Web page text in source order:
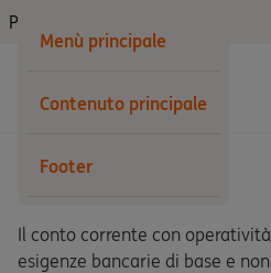
Menù principale
Contenuto principale
Footer
Privati
Il conto corrente con
esigenze bancarie di base e